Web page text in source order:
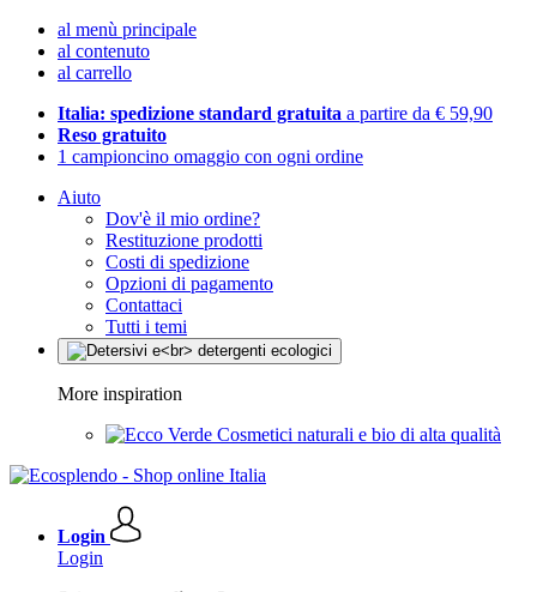
al menù principale
al contenuto
al carrello
Italia: spedizione standard gratuita a partire da € 59,90
Reso gratuito
1 campioncino omaggio con ogni ordine
Aiuto
Dov'è il mio ordine?
Restituzione prodotti
Costi di spedizione
Opzioni di pagamento
Contattaci
Tutti i temi
More inspiration
Cosmetici naturali e bio di alta qualità
Login
Login